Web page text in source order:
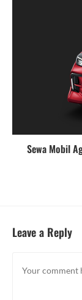
Sewa Mobil
Leave a Reply